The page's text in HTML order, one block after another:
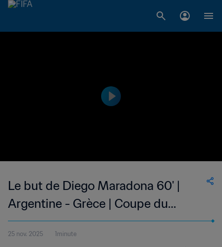
Le but de Diego Maradona 60' |
Argentine - Grèce | Coupe du
Monde de la FIFA, États-Unis 1994™
25 nov. 2025 1minute